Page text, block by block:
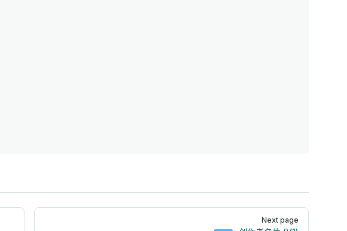
Next page